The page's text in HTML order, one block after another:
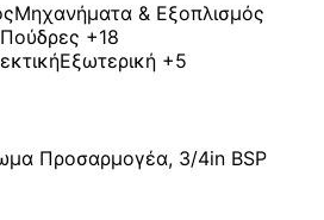
Μηχανήματα & Εξοπλισμός
+18
Εξωτερική +5
Προσαρμογέα, 3/4in BSP